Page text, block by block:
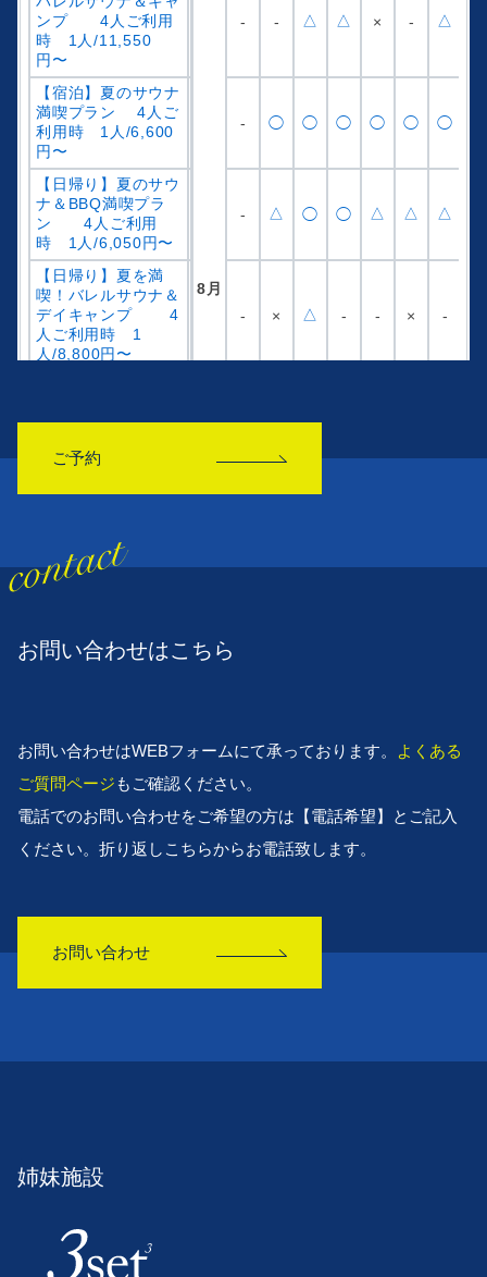
ご予約
お問い合わせはこちら
お問い合わせはWEBフォームにて承っております。
よくある
ご質問ページもご確認ください。
電話でのお問い合わせをご希望の方は【電話希望】とご記入
ください。折り返しこちらからお電話致します。
お問い合わせ
姉妹施設